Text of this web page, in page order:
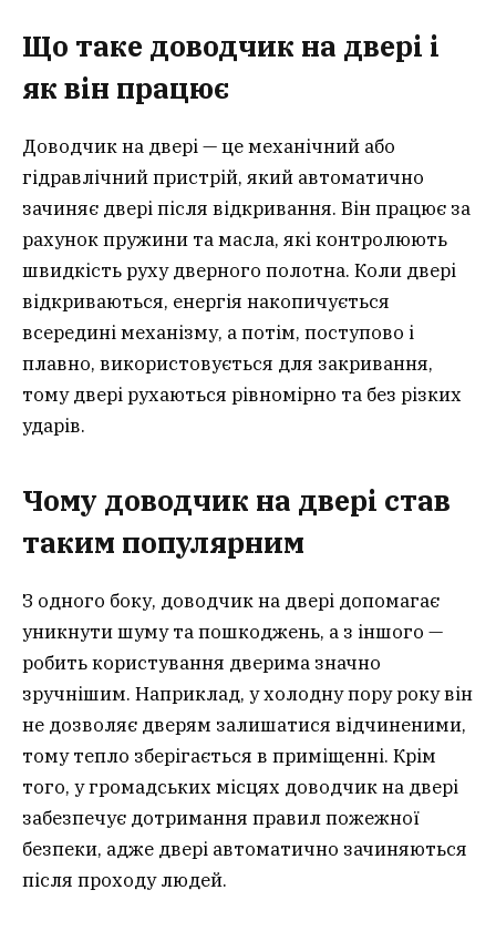
Що таке доводчик на двері і
як він працює
Доводчик на двері — це механічний або
гідравлічний пристрій, який автоматично
зачиняє двері після відкривання. Він працює за
рахунок пружини та масла, які контролюють
швидкість руху дверного полотна. Коли двері
відкриваються, енергія накопичується
всередині механізму, а потім, поступово і
плавно, використовується для закривання,
тому двері рухаються рівномірно та без різких
ударів.
Чому доводчик на двері став
таким популярним
З одного боку, доводчик на двері допомагає
уникнути шуму та пошкоджень, а з іншого —
робить користування дверима значно
зручнішим. Наприклад, у холодну пору року він
не дозволяє дверям залишатися відчиненими,
тому тепло зберігається в приміщенні. Крім
того, у громадських місцях доводчик на двері
забезпечує дотримання правил пожежної
безпеки, адже двері автоматично зачиняються
після проходу людей.